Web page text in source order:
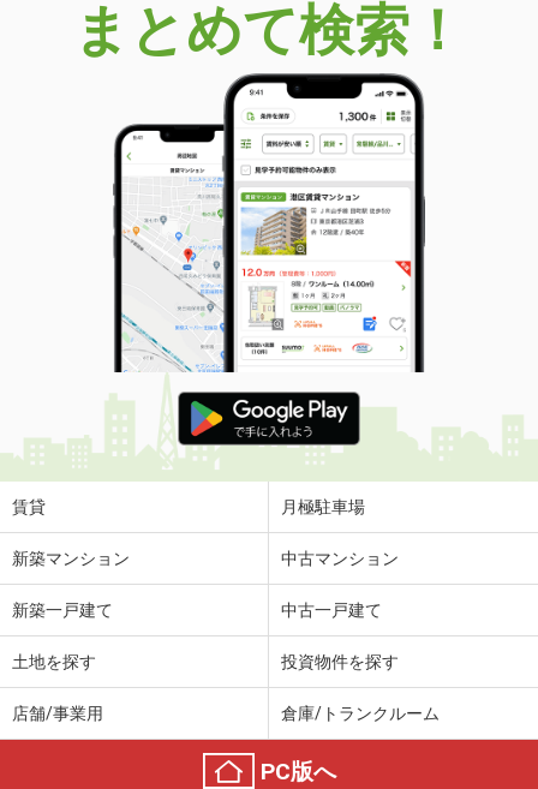
まとめて検索！
賃貸 月極駐車場
新築マンション 中古マンション
新築一戸建て 中古一戸建て
土地を探す 投資物件を探す
店舗/事業用 倉庫/トランクルーム
PC版へ